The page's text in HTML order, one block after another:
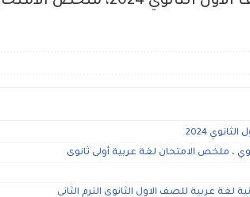
2024
، ملخص الامتحان لغة عربية أولى ثانوى
لغة عربية للصف الاول الثانوى الترم الثانى